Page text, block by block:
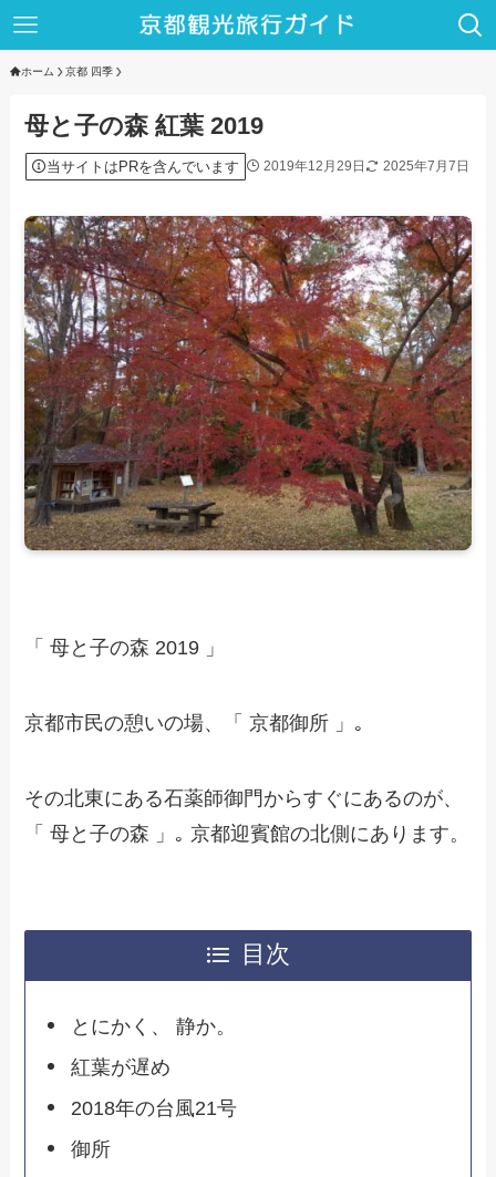
ホーム 京都 四季
母と子の森 紅葉 2019
当サイトはPRを含んでいます 2019年12月29日 2025年7月7日
「 母と子の森 2019 」
京都市民の憩いの場、「 京都御所 」｡
その北東にある石薬師御門からすぐにあるのが、
「 母と子の森 」｡ 京都迎賓館の北側にあります。
目次
とにかく、 静か。
紅葉が遅め
2018年の台風21号
御所